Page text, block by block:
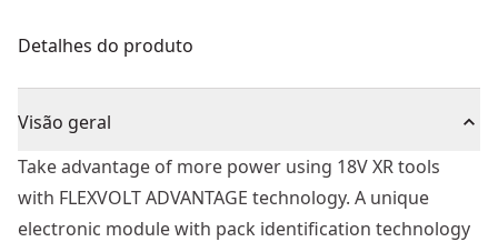
Detalhes do produto
Visão geral
Take advantage of more power using 18V XR tools
with FLEXVOLT ADVANTAGE technology. A unique
electronic module with pack identification technology